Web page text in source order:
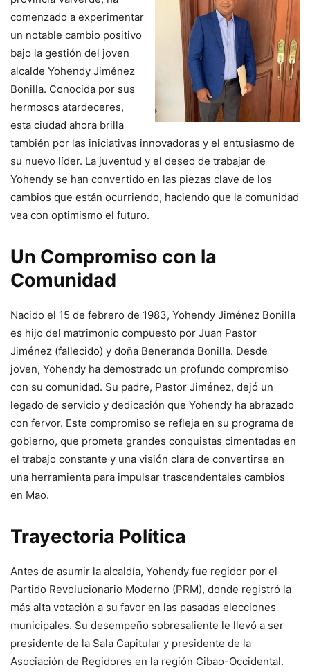
comenzado a experimentar
un notable cambio positivo
bajo la gestión del joven
alcalde Yohendy Jiménez
Bonilla. Conocida por sus
hermosos atardeceres,
esta ciudad ahora brilla
también por las iniciativas innovadoras y el entusiasmo de
su nuevo líder. La juventud y el deseo de trabajar de
Yohendy se han convertido en las piezas clave de los
cambios que están ocurriendo, haciendo que la comunidad
vea con optimismo el futuro.
Un Compromiso con la
Comunidad
Nacido el 15 de febrero de 1983, Yohendy Jiménez Bonilla
es hijo del matrimonio compuesto por Juan Pastor
Jiménez (fallecido) y doña Beneranda Bonilla. Desde
joven, Yohendy ha demostrado un profundo compromiso
con su comunidad. Su padre, Pastor Jiménez, dejó un
legado de servicio y dedicación que Yohendy ha abrazado
con fervor. Este compromiso se refleja en su programa de
gobierno, que promete grandes conquistas cimentadas en
el trabajo constante y una visión clara de convertirse en
una herramienta para impulsar trascendentales cambios
en Mao.
Trayectoria Política
Antes de asumir la alcaldía, Yohendy fue regidor por el
Partido Revolucionario Moderno (PRM), donde registró la
más alta votación a su favor en las pasadas elecciones
municipales. Su desempeño sobresaliente le llevó a ser
presidente de la Sala Capitular y presidente de la
Asociación de Regidores en la región Cibao-Occidental.